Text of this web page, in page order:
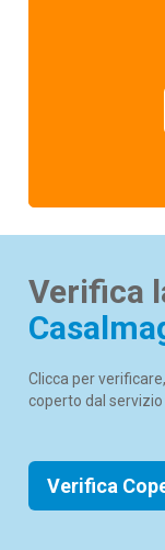
Verifica
Clicca per verificare,
coperto dal servizio
Verifica